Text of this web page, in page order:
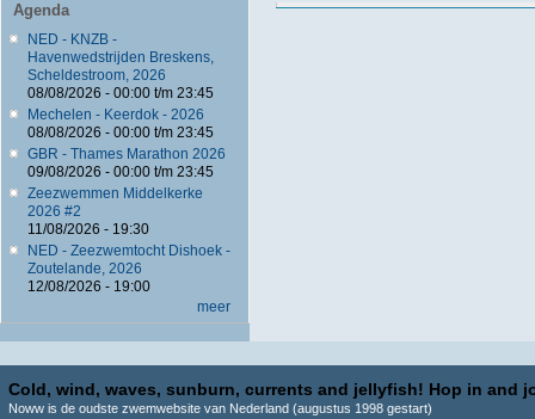
Agenda
NED - KNZB -
Havenwedstrijden Breskens,
Scheldestroom, 2026
08/08/2026 - 00:00t/m 23:45
Mechelen - Keerdok - 2026
08/08/2026 - 00:00t/m 23:45
GBR - Thames Marathon 2026
09/08/2026 - 00:00t/m 23:45
Zeezwemmen Middelkerke
2026 #2
11/08/2026 - 19:30
NED - Zeezwemtocht Dishoek -
Zoutelande, 2026
12/08/2026 - 19:00
meer
Cold, wind, waves, sunburn, currents and jellyfish! Hop in and
Noww is de oudste zwemwebsite van Nederland (augustus 1998 gestart)